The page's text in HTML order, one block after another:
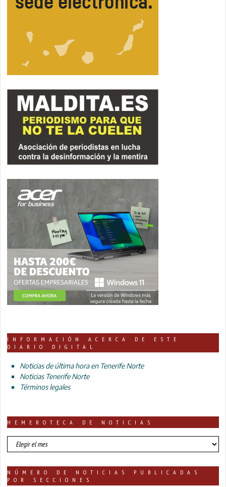
INFORMACIÓN ACERCA DE ESTE
DIARIO DIGITAL
Noticias de última hora en Tenerife Norte
Noticias Tenerife Norte
Términos legales
HEMEROTECA DE NOTICIAS
HEMEROTECA
DE
NÚMERO DE NOTICIAS PUBLICADAS
POR SECCIONES